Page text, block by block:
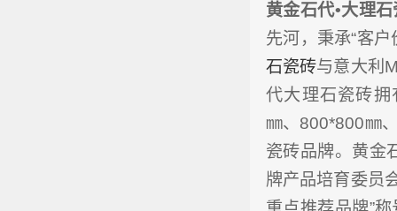
黄金石代•大理
先河，秉承“客
石瓷砖与意大利
代大理石瓷砖拥
㎜、800*800㎜
瓷砖品牌。黄金
牌产品培育委员